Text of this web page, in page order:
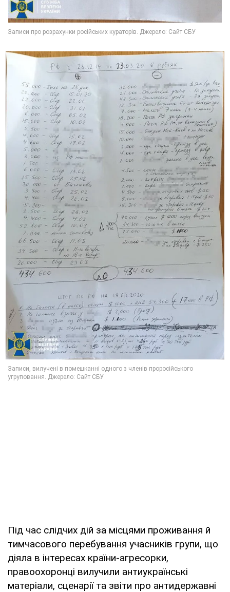
Під час слідчих дій за місцями проживання й
тимчасового перебування учасників групи, що
діяла в інтересах країни-агресорки,
правоохоронці вилучили антиукраїнські
матеріали, сценарії та звіти про антидержавні